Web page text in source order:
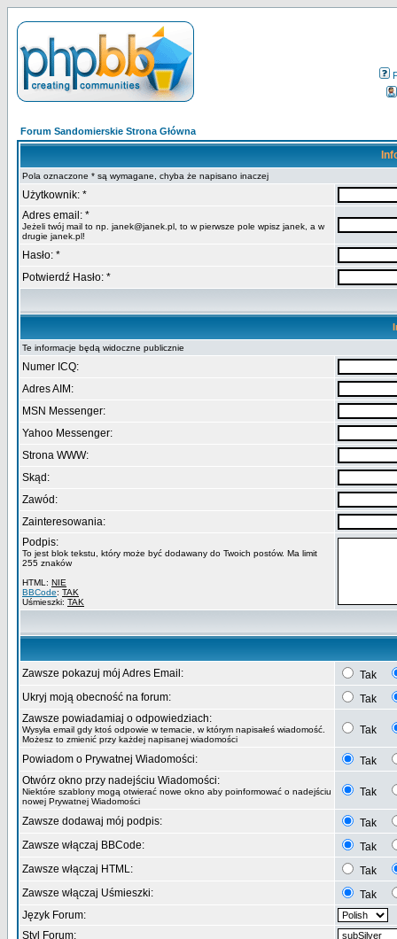
Forum Sandomierskie Strona Główna
Pola oznaczone * są wymagane, chyba że napisano inaczej
Użytkownik: *
Adres email: *
Jeżeli twój mail to np. janek@janek.pl, to w pierwsze pole wpisz janek, a w
drugie janek.pl!
Hasło: *
Potwierdź Hasło: *
Te informacje będą widoczne publicznie
Numer ICQ:
Adres AIM:
MSN Messenger:
Yahoo Messenger:
Strona WWW:
Skąd:
Zawód:
Zainteresowania:
Podpis:
To jest blok tekstu, który może być dodawany do Twoich postów. Ma limit
255 znaków
HTML: NIE
BBCode: TAK
Uśmieszki: TAK
Zawsze pokazuj mój Adres Email:
Tak
Ukryj moją obecność na forum:
Tak
Zawsze powiadamiaj o odpowiedziach:
Wysyła email gdy ktoś odpowie w temacie, w którym napisałeś wiadomość.
Możesz to zmienić przy każdej napisanej wiadomości
Tak
Powiadom o Prywatnej Wiadomości:
Tak
Otwórz okno przy nadejściu Wiadomości:
Niektóre szablony mogą otwierać nowe okno aby poinformować o nadejściu
nowej Prywatnej Wiadomości
Tak
Zawsze dodawaj mój podpis:
Tak
Zawsze włączaj BBCode:
Tak
Zawsze włączaj HTML:
Tak
Zawsze włączaj Uśmieszki:
Tak
Język Forum:
Styl Forum: